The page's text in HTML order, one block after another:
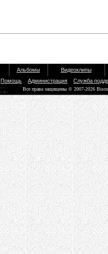
Альбомы
Видеоклипы
Помощь Администрация Служба
Все права защищены © 2007-2026